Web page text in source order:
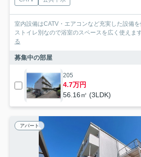
室内設備はCATV・エアコンなど充実した設備
ストイレ別なので浴室のスペースを広く使えま
る
募集中の部屋
205
4.7万円
56.16㎡ (3LDK)
アパート